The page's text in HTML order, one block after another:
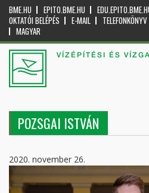
BME.HU EPITO.BME.HU
OKTATÓI BELÉPÉS
E-MAIL TELEFONKÖNYV
MAGYAR
VÍZÉPÍTÉSI ÉS
POZSGAI ISTVÁN
2020. november 26.